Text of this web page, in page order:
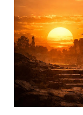
थे, एक तरफ थे योद्धा
ताक रहे थे जी, और
नजारे देखन में कुछ खास